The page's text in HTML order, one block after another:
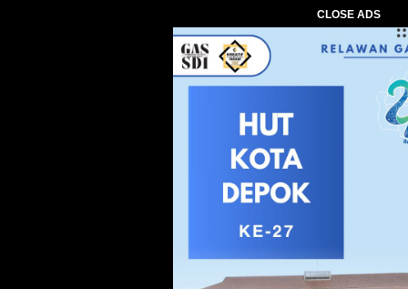
CLOSE ADS